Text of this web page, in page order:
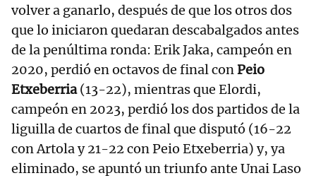
volver a ganarlo, después de que los otros dos
que lo iniciaron quedaran descabalgados antes
de la penúltima ronda: Erik Jaka, campeón en
2020, perdió en octavos de final conPeio
Etxeberria(13-22), mientras que Elordi,
campeón en 2023, perdió los dos partidos de la
liguilla de cuartos de final que disputó (16-22
con Artola y 21-22 con Peio Etxeberria) y, ya
eliminado, se apuntó un triunfo ante Unai Laso